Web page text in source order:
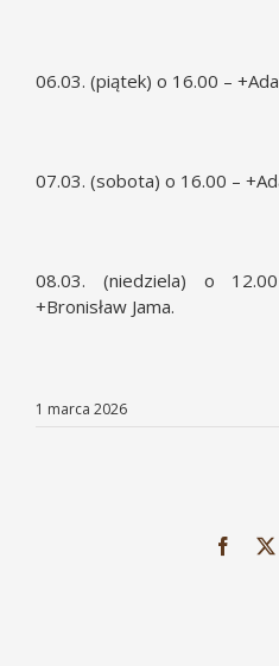
06.03. (piątek) o 16.00 –
07.03. (sobota) o 16.00 –
08.03. (niedziela) o
+Bronisław Jama.
1 marca 2026